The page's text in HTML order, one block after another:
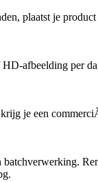
plaatst je
afbeelding per
je een